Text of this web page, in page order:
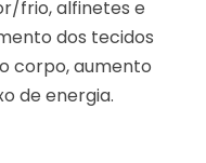
frio, alfinetes e
dos tecidos
corpo, aumento
de energia.